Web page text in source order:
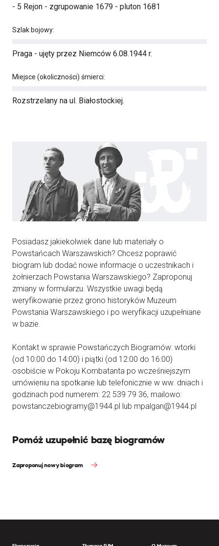
- 5 Rejon - zgrupowanie 1679 - pluton 1681
Szlak bojowy:
Praga - ujęty przez Niemców 6.08.1944 r.
Miejsce (okoliczności) śmierci:
Rozstrzelany na ul. Białostockiej.
Posiadasz jakiekolwiek dane lub materiały o
Powstańcach Warszawskich? Chcesz poprawić
biogram lub dodać nowe informacje o uczestnikach i
żołnierzach Powstania Warszawskiego? Zaproponuj
zmiany w formularzu. Wszystkie uwagi będą
weryfikowanie przez grono historyków Muzeum
Powstania Warszawskiego i po weryfikacji uzupełniane
w bazie.
Kontakt w sprawie Powstańczych Biogramów: wtorki
(od 10:00 do 14:00) i piątki (od 12:00 do 16:00)
osobiście w Pokoju Kombatanta po wcześniejszym
umówieniu na spotkanie lub telefonicznie w ww. dniach i
godzinach pod numerem: 22 539 79 36, mailowo:
powstanczebiogramy@1944.pl lub mpalgan@1944.pl
Pomóż uzupełnić bazę biogramów
Zaproponuj nowy biogram